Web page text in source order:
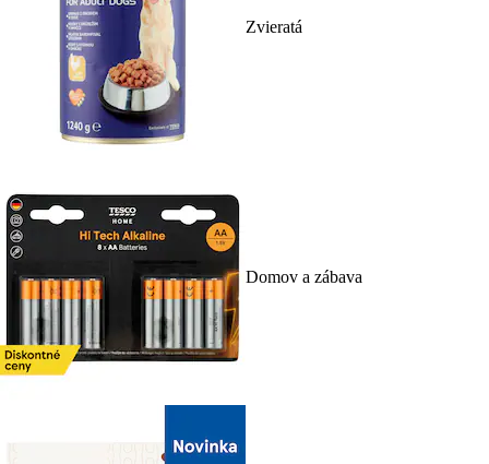
Zvieratá
Domov a zábava